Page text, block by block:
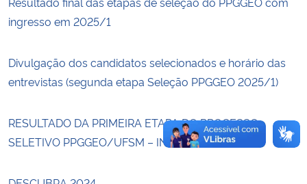
Gabinete de Segurança Institucional
Advocacia-Geral da União
Planalto
ingresso em 2025/1
Divulgação dos candidatos selecionados e horário das
entrevistas (segunda etapa Seleção PPGGEO 2025/1)
RESULTADO DA PRIMEIRA ETAPA DO PROCESSO
SELETIVO PPGGEO/UFSM – INGRESSO 2025/1